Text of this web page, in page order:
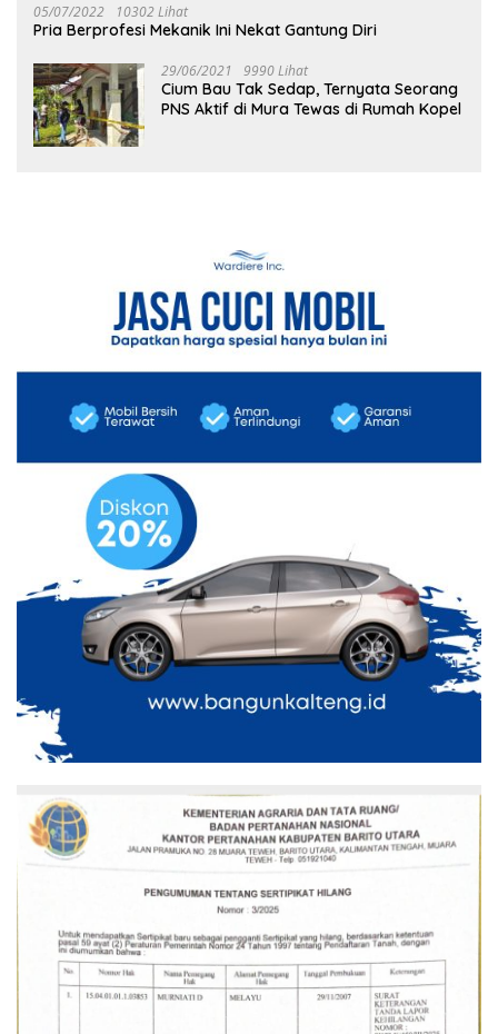
05/07/2022 10302 Lihat
Pria Berprofesi Mekanik Ini Nekat Gantung Diri
29/06/2021 9990 Lihat
Cium Bau Tak Sedap, Ternyata Seorang
PNS Aktif di Mura Tewas di Rumah Kopel